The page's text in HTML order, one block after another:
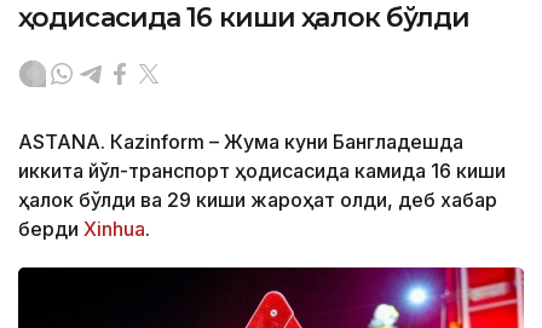
ҳодисасида 16 киши ҳалок бўлди
ASTANА. Кazinform – Жума куни Бангладешда
иккита йўл-транспорт ҳодисасида камида 16 киши
ҳалок бўлди ва 29 киши жароҳат олди, деб хабар
берди Xinhua.